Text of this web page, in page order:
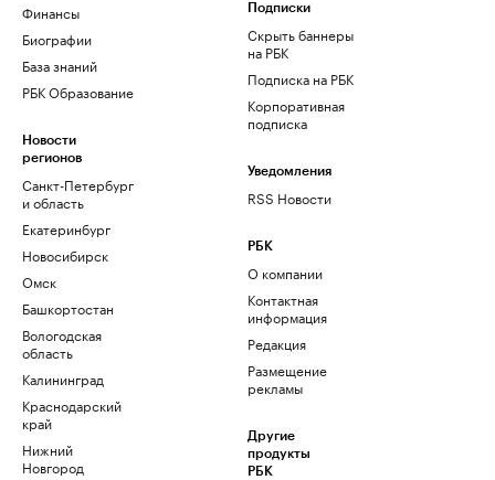
Финансы
Биографии
База знаний
РБК Образование
Новости
регионов
Санкт-Петербург
и область
Екатеринбург
Новосибирск
Омск
Башкортостан
Вологодская
область
Калининград
Краснодарский
край
Нижний
Новгород
Подписки
Скрыть баннеры
на РБК
Подписка на РБК
Корпоративная
подписка
Уведомления
RSS Новости
РБК
О компании
Контактная
информация
Редакция
Размещение
рекламы
Другие
продукты
РБК